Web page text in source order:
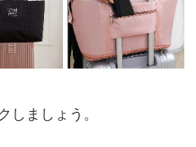
しましょう。